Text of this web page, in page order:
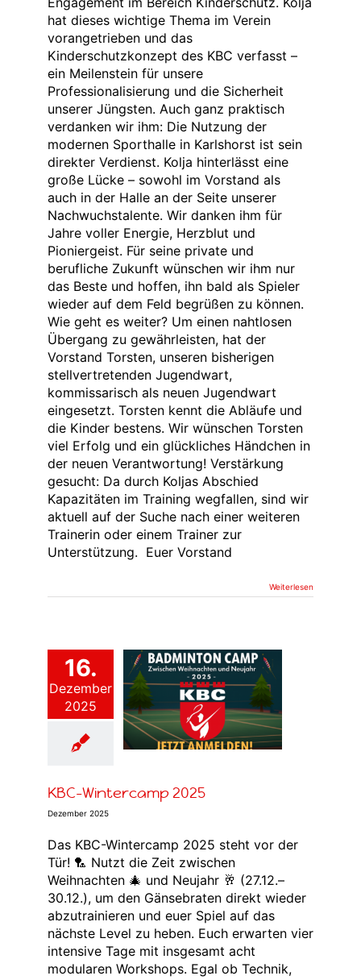
hat dieses wichtige Thema im Verein
vorangetrieben und das
Kinderschutzkonzept des KBC verfasst –
ein Meilenstein für unsere
Professionalisierung und die Sicherheit
unserer Jüngsten. Auch ganz praktisch
verdanken wir ihm: Die Nutzung der
modernen Sporthalle in Karlshorst ist sein
direkter Verdienst. Kolja hinterlässt eine
große Lücke – sowohl im Vorstand als
auch in der Halle an der Seite unserer
Nachwuchstalente. Wir danken ihm für
Jahre voller Energie, Herzblut und
Pioniergeist. Für seine private und
berufliche Zukunft wünschen wir ihm nur
das Beste und hoffen, ihn bald als Spieler
wieder auf dem Feld begrüßen zu können.
Wie geht es weiter? Um einen nahtlosen
Übergang zu gewährleisten, hat der
Vorstand Torsten, unseren bisherigen
stellvertretenden Jugendwart,
kommissarisch als neuen Jugendwart
eingesetzt. Torsten kennt die Abläufe und
die Kinder bestens. Wir wünschen Torsten
viel Erfolg und ein glückliches Händchen in
der neuen Verantwortung! Verstärkung
gesucht: Da durch Koljas Abschied
Kapazitäten im Training wegfallen, sind wir
aktuell auf der Suche nach einer weiteren
Trainerin oder einem Trainer zur
Unterstützung. Euer Vorstand
Weiterlesen
16.
Dezember
2025
Wintercamp
Vorstand
KBC-Wintercamp 2025
Dezember 2025
Das KBC-Wintercamp 2025 steht vor der
Tür! 🏸 Nutzt die Zeit zwischen
Weihnachten 🎄 und Neujahr 🥂 (27.12.–
30.12.), um den Gänsebraten direkt wieder
abzutrainieren und euer Spiel auf das
nächste Level zu heben. Euch erwarten vier
intensive Tage mit insgesamt acht
modularen Workshops. Egal ob Technik,